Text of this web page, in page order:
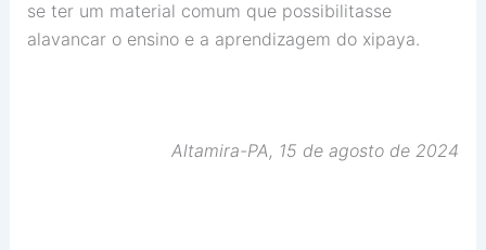
se ter um material comum que possibilitasse
alavancar o ensino e a aprendizagem do xipaya.
Altamira-PA, 15 de agosto de 2024